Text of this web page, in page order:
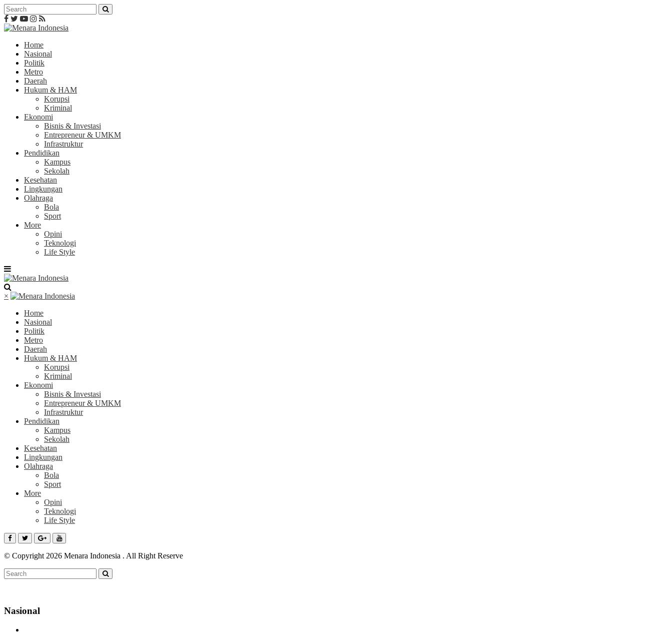
Home
Nasional
Politik
Metro
Daerah
Hukum & HAM
Korupsi
Kriminal
Ekonomi
Bisnis & Investasi
Entrepreneur & UMKM
Infrastruktur
Pendidikan
Kampus
Sekolah
Kesehatan
Lingkungan
Olahraga
Bola
Sport
More
Opini
Teknologi
Life Style
×
Home
Nasional
Politik
Metro
Daerah
Hukum & HAM
Korupsi
Kriminal
Ekonomi
Bisnis & Investasi
Entrepreneur & UMKM
Infrastruktur
Pendidikan
Kampus
Sekolah
Kesehatan
Lingkungan
Olahraga
Bola
Sport
More
Opini
Teknologi
Life Style
© Copyright 2026 Menara Indonesia . All Right Reserve
Nasional